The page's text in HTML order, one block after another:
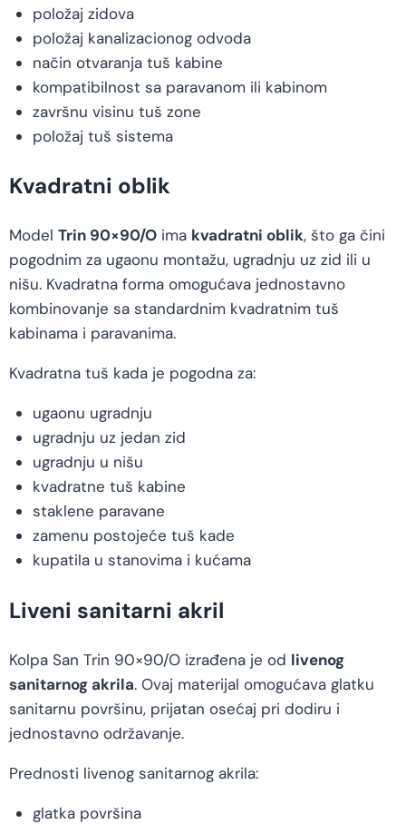
položaj zidova
položaj kanalizacionog odvoda
način otvaranja tuš kabine
kompatibilnost sa paravanom ili kabinom
završnu visinu tuš zone
položaj tuš sistema
Kvadratni oblik
Model Trin 90×90/O ima kvadratni oblik, što ga čini
pogodnim za ugaonu montažu, ugradnju uz zid ili u
nišu. Kvadratna forma omogućava jednostavno
kombinovanje sa standardnim kvadratnim tuš
kabinama i paravanima.
Kvadratna tuš kada je pogodna za:
ugaonu ugradnju
ugradnju uz jedan zid
ugradnju u nišu
kvadratne tuš kabine
staklene paravane
zamenu postojeće tuš kade
kupatila u stanovima i kućama
Liveni sanitarni akril
Kolpa San Trin 90×90/O izrađena je od livenog
sanitarnog akrila. Ovaj materijal omogućava glatku
sanitarnu površinu, prijatan osećaj pri dodiru i
jednostavno održavanje.
Prednosti livenog sanitarnog akrila:
glatka površina